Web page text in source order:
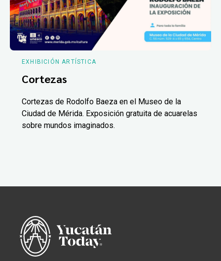
EXHIBICIÓN ARTÍSTICA
Cortezas
Cortezas de Rodolfo Baeza en el Museo de la
Ciudad de Mérida. Exposición gratuita de acuarelas
sobre mundos imaginados.